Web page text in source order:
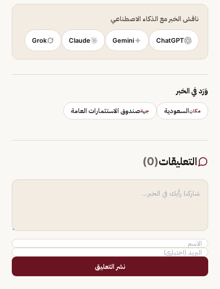
ناقش الخبر مع الذكاء الاصطناعي
ChatGPT
Gemini
Claude
Grok
وَرَد في الخبر
مكانالسعودية جهةصندوق الاستثمارات العامة
التعليقات(
0
)
نشر التعليق